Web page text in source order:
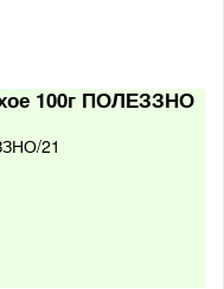
100г ПОЛЕЗЗНО
21